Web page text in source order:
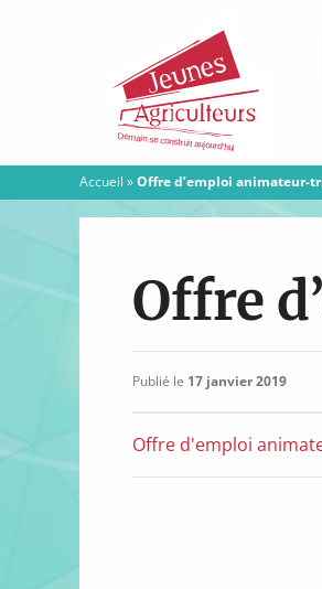
Agriculteurs
Accueil »Offre d’emploi animateur-
Offre
Publié le 17 janvier 2019
Offre d'emploi